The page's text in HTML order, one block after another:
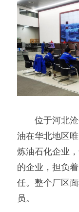
位于河北
油在华北地区
炼油石化企业
的企业，担负
任。整个厂区
员。